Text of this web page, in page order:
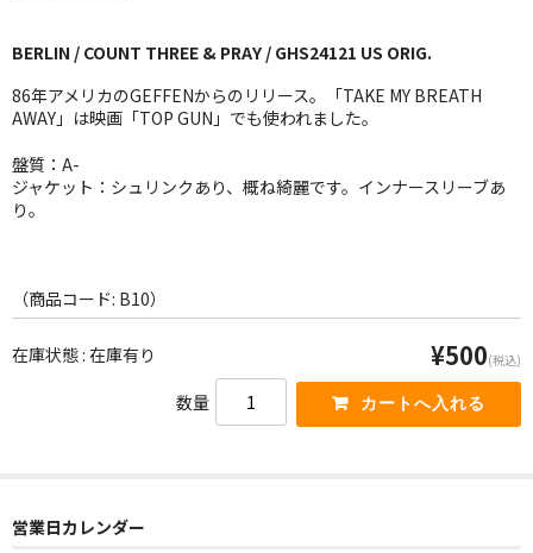
J-POP
ROCK
FOLK,SSW
7INC
レア盤（1万円以上）
Webのみ no.3
BERLIN / COUNT THREE & PRAY / GHS24121 US ORIG.
86年アメリカのGEFFENからのリリース。「TAKE MY BREATH
AWAY」は映画「TOP GUN」でも使われました。
盤質：A-
ジャケット：シュリンクあり、概ね綺麗です。インナースリーブあ
り。
（商品コード: B10）
在庫状態 : 在庫有り ¥500(税込)
数量
営業日カレンダー